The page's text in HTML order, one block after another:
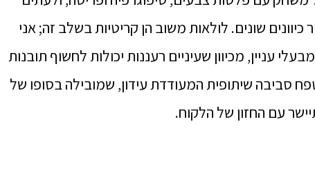
כיוונים שונים. לולאות משוב הן קריטיות בשלב זה; אני
עניין, מכיוון שעיניים רעננות יכולות לחשוף תובנות
סביבה שיתופית המעודדת עידון, שמובילה בסופו של
עם החזון של הלקוח.